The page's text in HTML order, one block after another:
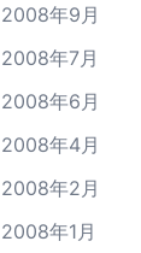
2008年9月
2008年7月
2008年6月
2008年4月
2008年2月
2008年1月